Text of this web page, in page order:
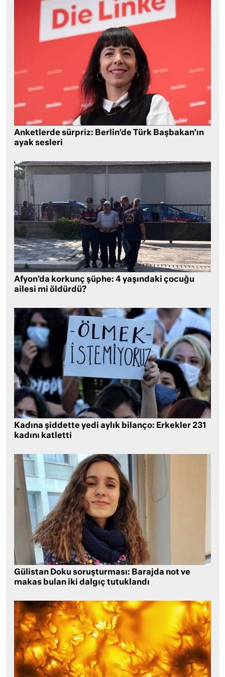
Anketlerde sürpriz: Berlin’de Türk Başbakan’ın
ayak sesleri
Afyon’da korkunç şüphe: 4 yaşındaki çocuğu
ailesi mi öldürdü?
Kadına şiddette yedi aylık bilanço: Erkekler 231
kadını katletti
Gülistan Doku soruşturması: Barajda not ve
makas bulan iki dalgıç tutuklandı